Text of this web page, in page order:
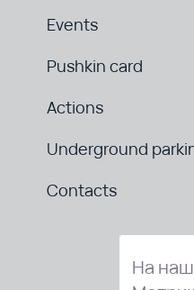
Events
Pushkin card
Actions
Underground
Contacts
На